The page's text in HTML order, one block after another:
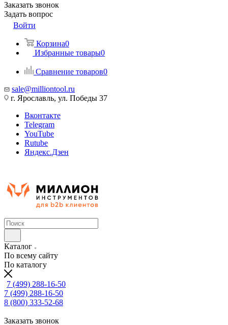
Заказать звонок
Задать вопрос
Войти
Корзина0
Избранные товары0
Сравнение товаров0
sale@milliontool.ru
г. Ярославль, ул. Победы 37
Вконтакте
Telegram
YouTube
Rutube
Яндекс.Дзен
Каталог
По всему сайту
По каталогу
7 (499) 288-16-50
7 (499) 288-16-50
8 (800) 333-52-68
Заказать звонок